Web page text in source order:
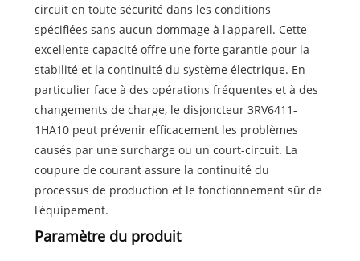
circuit en toute sécurité dans les conditions
spécifiées sans aucun dommage à l'appareil. Cette
excellente capacité offre une forte garantie pour la
stabilité et la continuité du système électrique. En
particulier face à des opérations fréquentes et à des
changements de charge, le disjoncteur 3RV6411-
1HA10 peut prévenir efficacement les problèmes
causés par une surcharge ou un court-circuit. La
coupure de courant assure la continuité du
processus de production et le fonctionnement sûr de
l'équipement.
Paramètre du produit